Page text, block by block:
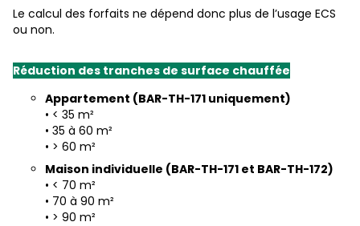
Le calcul des forfaits ne dépend donc plus de l’usage ECS
ou non.
Réduction des tranches de surface chauffée
Appartement (BAR-TH-171 uniquement)
• < 35 m²
• 35 à 60 m²
• > 60 m²
Maison individuelle (BAR-TH-171 et BAR-TH-172)
• < 70 m²
• 70 à 90 m²
• > 90 m²